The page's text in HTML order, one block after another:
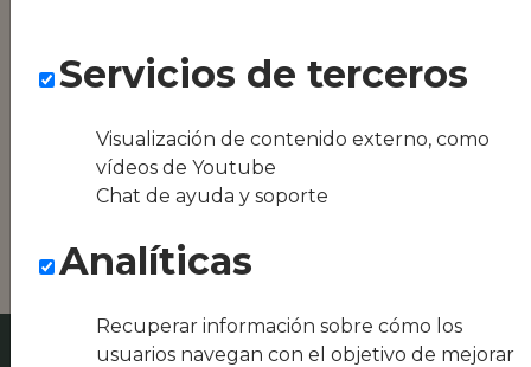
Conseguimos la
oferta local de tu
ser El Redolí o
Sabores del Llosar
& MAS LA MARINA
Servicios de terceros
Visualización de contenido externo, como
vídeos de Youtube
Chat de ayuda y soporte
Analíticas
Recuperar información sobre cómo los
usuarios navegan con el objetivo de mejorar